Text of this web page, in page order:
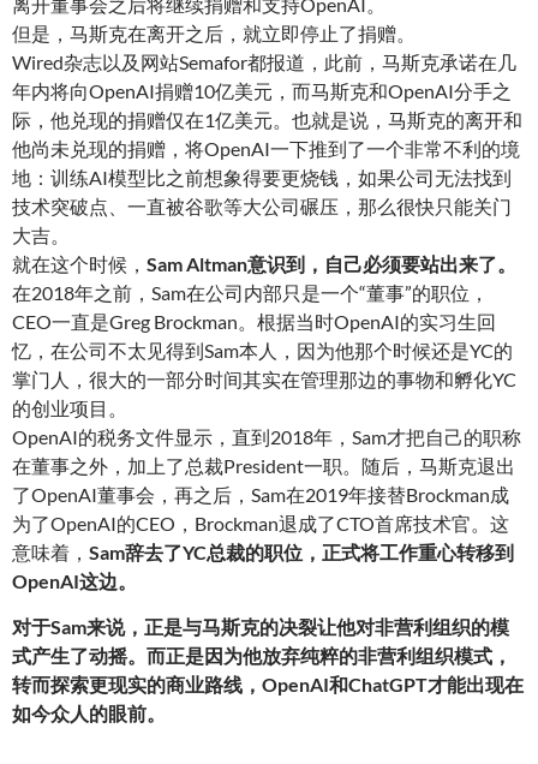
离开董事会之后将继续捐赠和支持OpenAI。
但是，马斯克在离开之后，就立即停止了捐赠。
Wired杂志以及网站Semafor都报道，此前，马斯克承诺在几
年内将向OpenAI捐赠10亿美元，而马斯克和OpenAI分手之
际，他兑现的捐赠仅在1亿美元。也就是说，马斯克的离开和
他尚未兑现的捐赠，将OpenAI一下推到了一个非常不利的境
地：训练AI模型比之前想象得要更烧钱，如果公司无法找到
技术突破点、一直被谷歌等大公司碾压，那么很快只能关门
大吉。
就在这个时候， Sam Altman意识到，自己必须要站出来了。
在2018年之前，Sam在公司内部只是一个“董事”的职位，
CEO一直是Greg Brockman。根据当时OpenAI的实习生回
忆，在公司不太见得到Sam本人，因为他那个时候还是YC的
掌门人，很大的一部分时间其实在管理那边的事物和孵化YC
的创业项目。
OpenAI的税务文件显示，直到2018年，Sam才把自己的职称
在董事之外，加上了总裁President一职。随后，马斯克退出
了OpenAI董事会，再之后，Sam在2019年接替Brockman成
为了OpenAI的CEO，Brockman退成了CTO首席技术官。这
意味着， Sam辞去了YC总裁的职位，正式将工作重心转移到
OpenAI这边。
对于Sam来说，正是与马斯克的决裂让他对非营利组织的模
式产生了动摇。而正是因为他放弃纯粹的非营利组织模式，
转而探索更现实的商业路线，OpenAI和ChatGPT才能出现在
如今众人的眼前。